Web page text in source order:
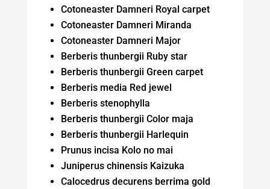
Cotoneaster Damneri Royal carpet
Cotoneaster Damneri Miranda
Cotoneaster Damneri Major
Berberis thunbergii Ruby star
Berberis thunbergii Green carpet
Berberis media Red jewel
Berberis stenophylla
Berberis thunbergii Color maja
Berberis thunbergii Harlequin
Prunus incisa Kolo no mai
Juniperus chinensis Kaizuka
Calocedrus decurens berrima gold